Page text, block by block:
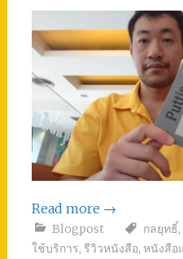
Read more →
Blogpost กลยุทธิ์,
ใช้บริการ, รีวิวหนังสือ, หนังสือ